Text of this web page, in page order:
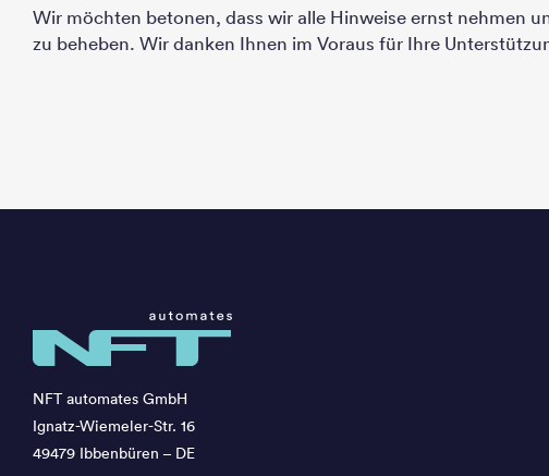
Wir möchten betonen, dass wir alle Hinweise ernst nehmen
zu beheben. Wir danken Ihnen im Voraus für Ihre
NFT automates GmbH
Ignatz-Wiemeler-Str. 16
49479 Ibbenbüren – DE